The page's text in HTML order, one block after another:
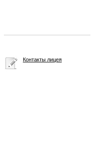
Контакты лицея